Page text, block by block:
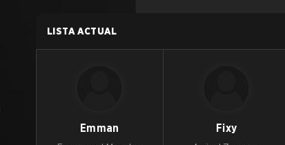
LISTA ACTUAL
Emman Fixy